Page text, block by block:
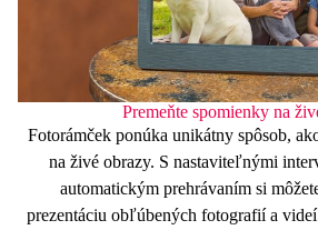
Premeňte spomienky na
Fotorámček ponúka unikátny spôsob,
na živé obrazy. S nastaviteľnými
automatickým prehrávanímsi
prezentáciu obľúbených fotografií a